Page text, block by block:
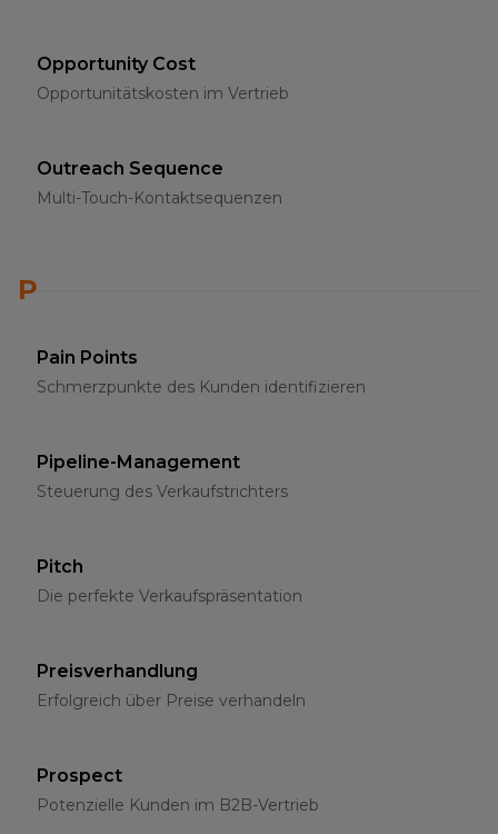
Opportunity Cost
Opportunitätskosten im Vertrieb
Outreach Sequence
Multi-Touch-Kontaktsequenzen
P
Pain Points
Schmerzpunkte des Kunden identifizieren
Pipeline-Management
Steuerung des Verkaufstrichters
Pitch
Die perfekte Verkaufspräsentation
Preisverhandlung
Erfolgreich über Preise verhandeln
Prospect
Potenzielle Kunden im B2B-Vertrieb